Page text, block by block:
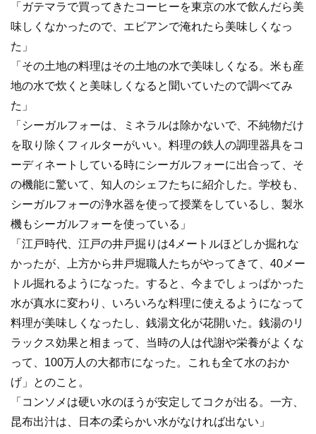
「ガテマラで買ってきたコーヒーを東京の水で飲んだら美
味しくなかったので、エビアンで淹れたら美味しくなっ
た」
「その土地の料理はその土地の水で美味しくなる。米も産
地の水で炊くと美味しくなると聞いていたので調べてみ
た」
「シーガルフォーは、ミネラルは除かないで、不純物だけ
を取り除くフィルターがいい。料理の鉄人の調理器具をコ
ーディネートしている時にシーガルフォーに出合って、そ
の機能に驚いて、知人のシェフたちに紹介した。学校も、
シーガルフォーの浄水器を使って授業をしているし、製氷
機もシーガルフォーを使っている」
「江戸時代、江戸の井戸掘りは4メートルほどしか掘れな
かったが、上方から井戸堀職人たちがやってきて、40メー
トル掘れるようになった。すると、今までしょっぱかった
水が真水に変わり、いろいろな料理に使えるようになって
料理が美味しくなったし、銭湯文化が花開いた。銭湯のリ
ラックス効果と相まって、当時の人は代謝や栄養がよくな
って、100万人の大都市になった。これも全て水のおか
げ」とのこと。
「コンソメは硬い水のほうが安定してコクが出る。一方、
昆布出汁は、日本の柔らかい水がなければ出ない」